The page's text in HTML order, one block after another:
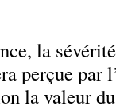
la
perçue par
la valeur